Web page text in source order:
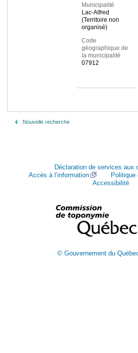
Municipalité
Lac-Alfred
(Territoire non
organisé)
Code
géographique de
la municipalité
07912
Nouvelle recherche
Déclaration de services aux
Accès à l’information
Politique
Accessibilité
© Gouvernement du